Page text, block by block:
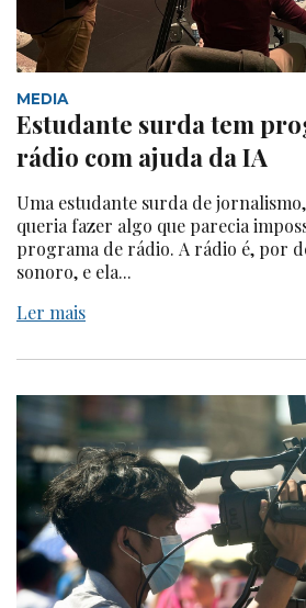
MEDIA
Estudante surda tem
rádio com ajuda da IA
Uma estudante surda de
queria fazer algo que parecia
programa de rádio. A rádio é, por
sonoro, e ela...
Ler mais